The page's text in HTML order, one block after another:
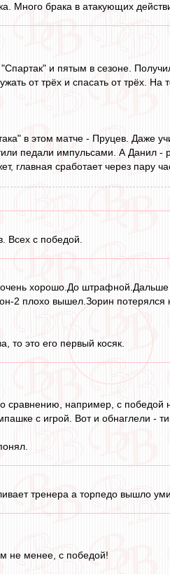
Много брака в атакующих
и пятым в сезоне.
от трёх и спасать от трёх.
в этом матче - Пруцев. Даже
педали импульсами. А Данил -
главная сработает через пару
Всех с победой.
хорошо.До штрафной.Дальше
2 плохо вышел.Зорин потерялся
то это его первый косяк.
сравнению, например, с победой
с игрой. Вот и обнаглели -
тренера а торпедо вышло
не менее, с победой!